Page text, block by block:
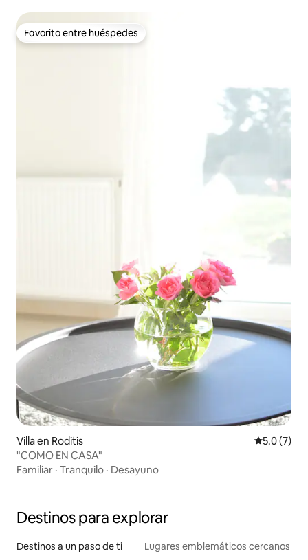
Favorito entre huéspedes
Favorito entre huéspedes
Villa en Roditis
5.0 (7)
"COMO EN CASA"
Familiar · Tranquilo · Desayuno
Destinos para explorar
Destinos a un paso de ti Lugares emblemáticos cercanos